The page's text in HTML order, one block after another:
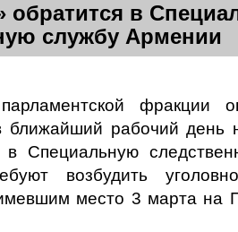
обратится в
службу Армении
фракции
ближайший рабочий день
в Специальную
возбудить
место 3 марта на